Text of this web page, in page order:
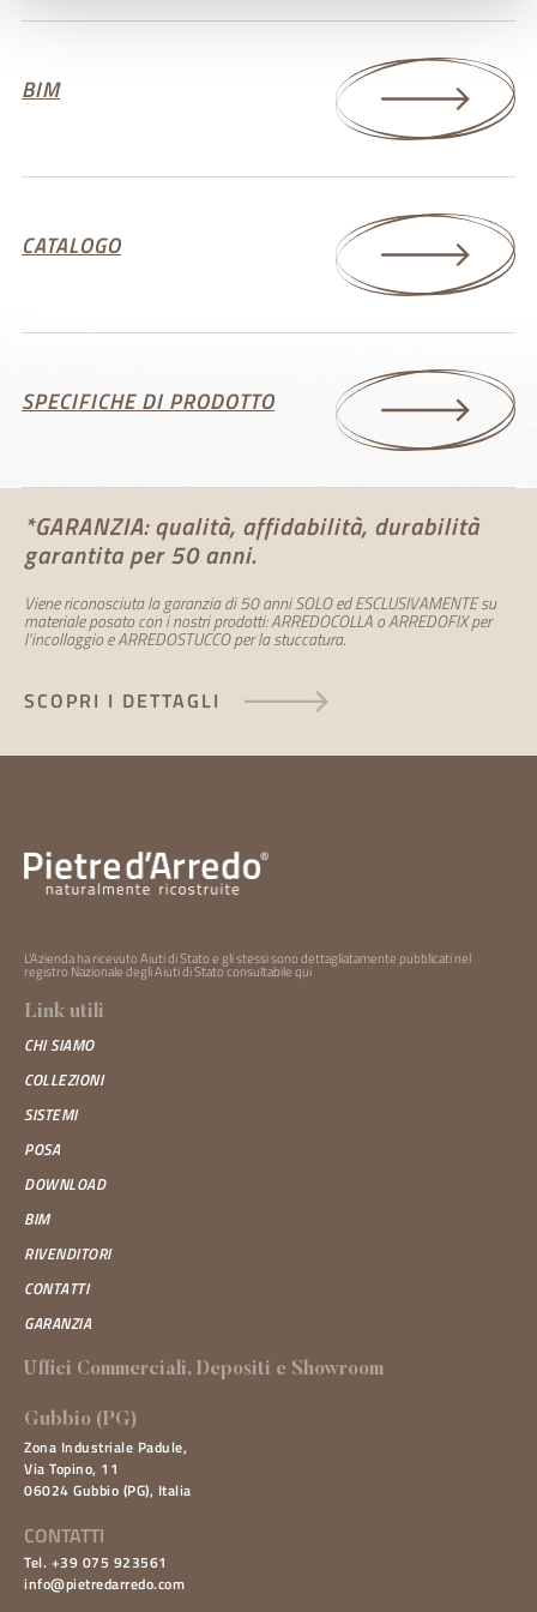
modificare o ritirare il tuo consenso in qualsiasi momento
dalla Dichiarazione sui cookie.
annunci, per fornire funzionalità dei social media e per
informazioni sul modo in cui utilizza il nostro sito con i
nostri partner che si occupano di analisi dei dati web,
pubblicità e social media, i quali potrebbero combinarle
BIM
CATALOGO
SPECIFICHE DI PRODOTTO
*GARANZIA: qualità, affidabilità, durabilità
garantita per 50 anni.
Viene riconosciuta la garanzia di 50 anni SOLO ed ESCLUSIVAMENTE su
materiale posato con i nostri prodotti: ARREDOCOLLA o ARREDOFIX per
l’incollaggio e ARREDOSTUCCO per la stuccatura.
SCOPRI I DETTAGLI
L’Azienda ha ricevuto Aiuti di Stato e gli stessi sono dettagliatamente pubblicati nel
registro Nazionale degli Aiuti di Stato consultabilequi
Link utili
CHI SIAMO
COLLEZIONI
SISTEMI
POSA
DOWNLOAD
BIM
RIVENDITORI
CONTATTI
GARANZIA
Uffici Commerciali, Depositi e Showroom
Gubbio (PG)
Zona Industriale Padule,
Via Topino, 11
06024 Gubbio (PG), Italia
CONTATTI
Tel. +39 075 923561
info@pietredarredo.com